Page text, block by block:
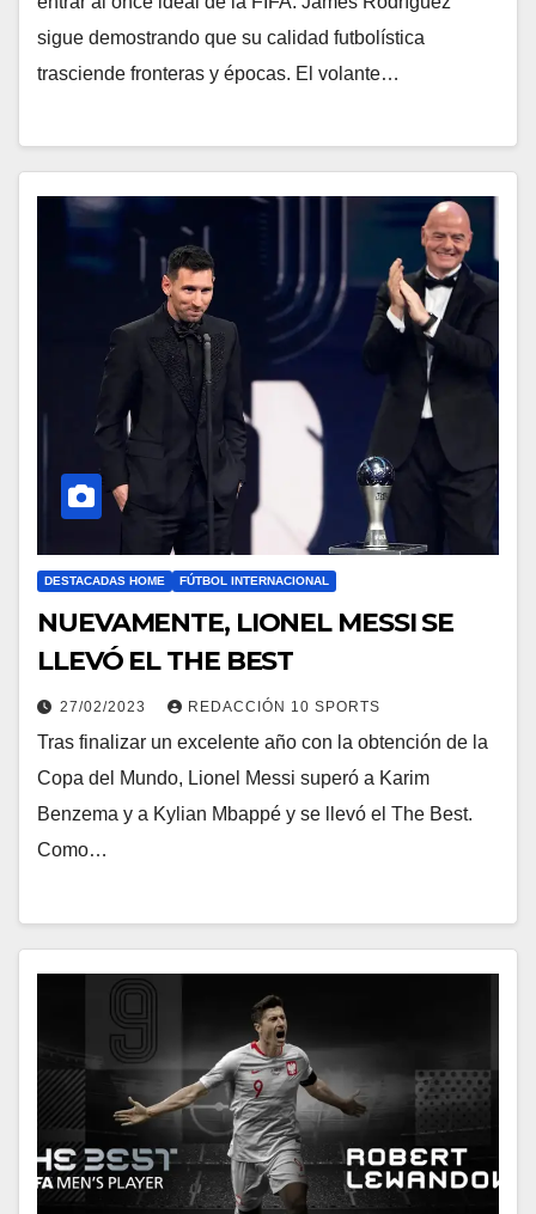
sigue demostrando que su calidad futbolística
trasciende fronteras y épocas. El volante…
DESTACADAS HOME FÚTBOL INTERNACIONAL
NUEVAMENTE, LIONEL MESSI SE
LLEVÓ EL THE BEST
27/02/2023 REDACCIÓN 10 SPORTS
Tras finalizar un excelente año con la obtención de la
Copa del Mundo, Lionel Messi superó a Karim
Benzema y a Kylian Mbappé y se llevó el The Best.
Como…